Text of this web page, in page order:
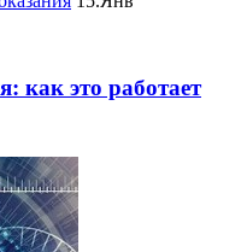
как это работает